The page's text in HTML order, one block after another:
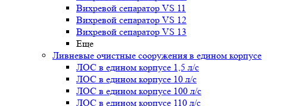
Вихревой сепаратор VS 11
Вихревой сепаратор VS 12
Вихревой сепаратор VS 13
Еще
Ливневые очистные сооружения в едином корпусе
ЛОС в едином корпусе 1,5 л/с
ЛОС в едином корпусе 10 л/с
ЛОС в едином корпусе 100 л/с
ЛОС в едином корпусе 110 л/с